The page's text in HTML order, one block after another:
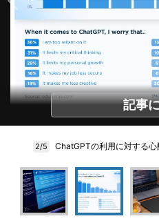
記事
2/5 ChatGPTの利用に対する心